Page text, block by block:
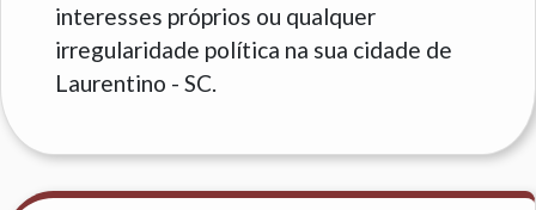
interesses próprios ou qualquer
irregularidade política na sua cidade de
Laurentino - SC.